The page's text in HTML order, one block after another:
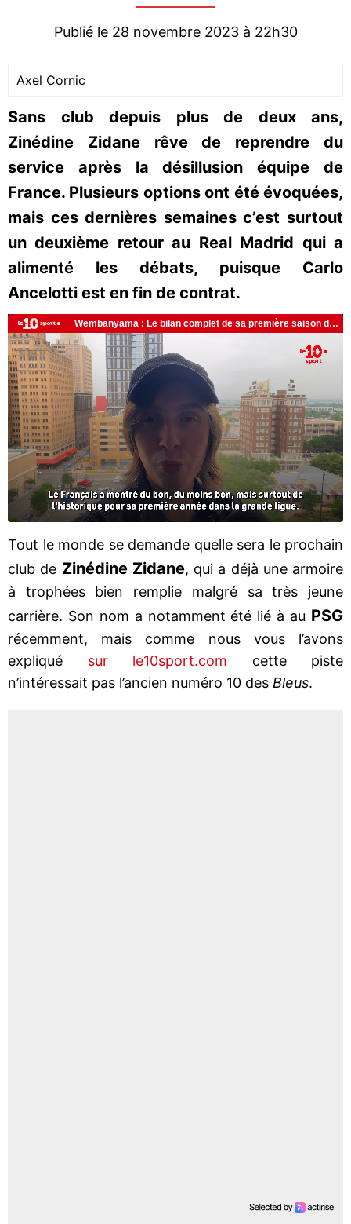
Publié le 28 novembre 2023 à 22h30
Axel Cornic
Sans club depuis plus de deux ans,
Zinédine Zidane rêve de reprendre du
service après la désillusion équipe de
France. Plusieurs options ont été évoquées,
mais ces dernières semaines c’est surtout
un deuxième retour au Real Madrid qui a
alimenté les débats, puisque Carlo
Ancelotti est en fin de contrat.
Tout le monde se demande quelle sera le prochain
club de Zinédine Zidane, qui a déjà une armoire
à trophées bien remplie malgré sa très jeune
carrière. Son nom a notamment été lié à au PSG
récemment, mais comme nous vous l’avons
expliqué sur le10sport.com cette piste
n’intéressait pas l’ancien numéro 10 des Bleus.